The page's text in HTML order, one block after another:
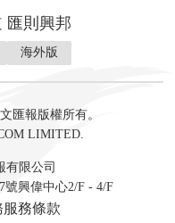
數字經濟
論
匯則興邦
海外版
匯報版權所有。
LIMITED.
有限公司
號興偉中心2/F - 4/F
服務條款